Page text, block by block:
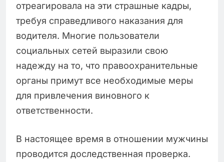
отреагировала на эти страшные кадры,
требуя справедливого наказания для
водителя. Многие пользователи
социальных сетей выразили свою
надежду на то, что правоохранительные
органы примут все необходимые меры
для привлечения виновного к
ответственности.
В настоящее время в отношении мужчины
проводится доследственная проверка.